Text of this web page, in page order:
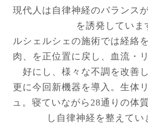
現代人は自律神経のバランス
を誘発していま
ルシェルシェの施術では経絡
肉、を正位置に戻し、血流・
好にし、様々な不調を改善
更に今回新機器を導入。生体
ュ。寝ていながら28通りの体
し自律神経を整えてい